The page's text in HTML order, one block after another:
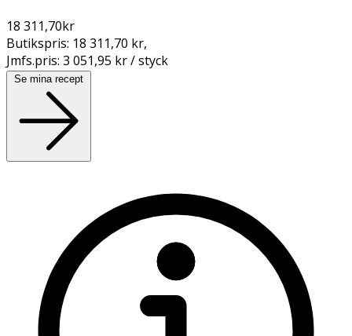
18 311,70kr
Butikspris: 18 311,70 kr,
Jmfs.pris: 3 051,95 kr / styck
Se mina recept